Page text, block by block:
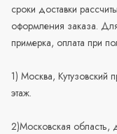
сроки доставки
оформления заказа.
примерка, оплата при
1) Москва, Кутузовский
этаж.
2)Московская область,